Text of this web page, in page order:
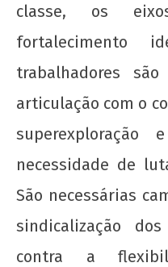
classe, os
fortalecimento
trabalhadores
articulação com o
superexploração
necessidade de
São necessárias
sindicalização
contra a